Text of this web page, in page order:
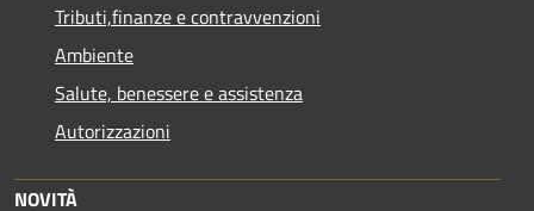
Tributi,finanze e contravvenzioni
Ambiente
Salute, benessere e assistenza
Autorizzazioni
NOVITÀ